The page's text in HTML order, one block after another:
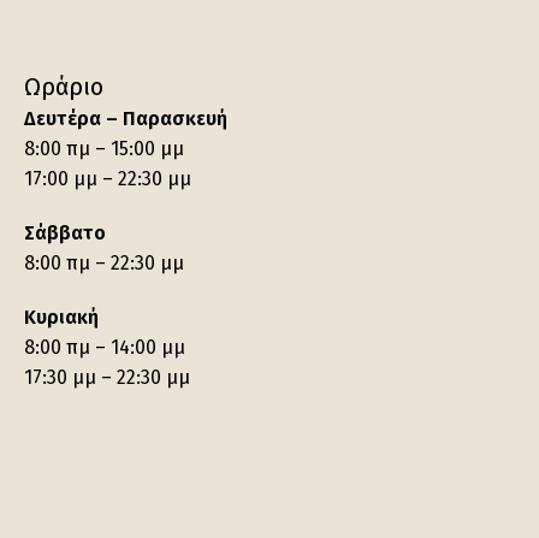
Ωράριο
Δευτέρα – Παρασκευή
8:00 πμ – 15:00 μμ
17:00 μμ – 22:30 μμ
Σάββατο
8:00 πμ – 22:30 μμ
Κυριακή
8:00 πμ – 14:00 μμ
17:30 μμ – 22:30 μμ